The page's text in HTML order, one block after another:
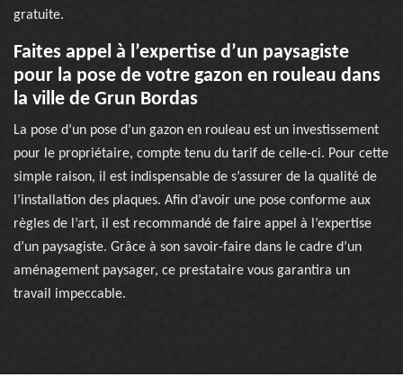
gratuite.
Faites appel à l’expertise d’un paysagiste
pour la pose de votre gazon en rouleau dans
la ville de Grun Bordas
La pose d’un pose d’un gazon en rouleau est un investissement
pour le propriétaire, compte tenu du tarif de celle-ci. Pour cette
simple raison, il est indispensable de s’assurer de la qualité de
l’installation des plaques. Afin d’avoir une pose conforme aux
règles de l’art, il est recommandé de faire appel à l’expertise
d’un paysagiste. Grâce à son savoir-faire dans le cadre d’un
aménagement paysager, ce prestataire vous garantira un
travail impeccable.